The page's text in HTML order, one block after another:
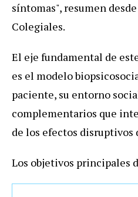
síntomas", resumen
Colegiales.
El eje fundamental de
es el modelo
paciente, su entorno
complementarios que
de los efectos disruptivos
Los objetivos principales